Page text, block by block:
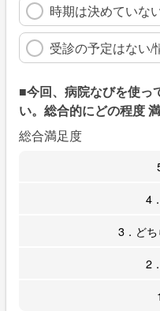
時期は決めていな
受診の予定はない/
■今回、病院なびを使っ
い。総合的にどの程度
総合満足度
4
3．ど
2